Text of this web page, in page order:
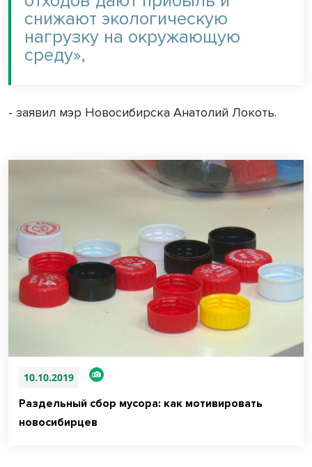
снижают экологическую
нагрузку на окружающую
среду»,
- заявил мэр Новосибирска Анатолий Локоть.
10.10.2019
Раздельный сбор мусора: как мотивировать
новосибирцев